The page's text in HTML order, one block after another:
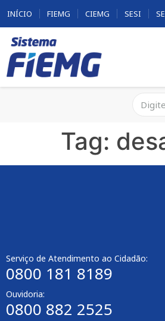
INÍCIO FIEMG CIEMG SESI
Tag:
Serviço de Atendimento ao Cidadão:
0800 181 8189
Ouvidoria:
0800 882 2525​